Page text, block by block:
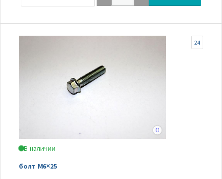
В наличии
болт M6×25
24